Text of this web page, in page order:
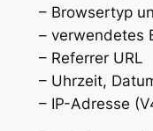
– Browsertyp
– verwendetes
– Referrer URL
– Uhrzeit,
– IP-Adresse